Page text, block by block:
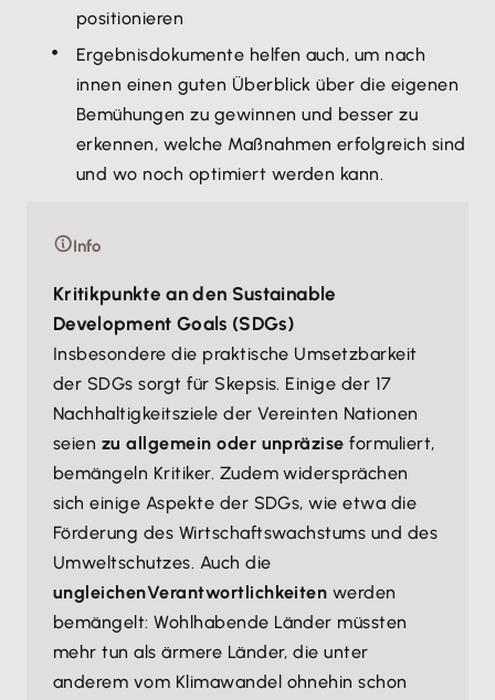
positionieren
Ergebnisdokumente helfen auch, um nach
innen einen guten Überblick über die eigenen
Bemühungen zu gewinnen und besser zu
erkennen, welche Maßnahmen erfolgreich sind
und wo noch optimiert werden kann.
Info
Kritikpunkte an den Sustainable
Development Goals (SDGs)
Insbesondere die praktische Umsetzbarkeit
der SDGs sorgt für Skepsis. Einige der 17
Nachhaltigkeitsziele der Vereinten Nationen
seien zu allgemein oder unpräzise formuliert,
bemängeln Kritiker. Zudem widersprächen
sich einige Aspekte der SDGs, wie etwa die
Förderung des Wirtschaftswachstums und des
Umweltschutzes. Auch die
ungleichenVerantwortlichkeiten werden
bemängelt: Wohlhabende Länder müssten
mehr tun als ärmere Länder, die unter
anderem vom Klimawandel ohnehin schon